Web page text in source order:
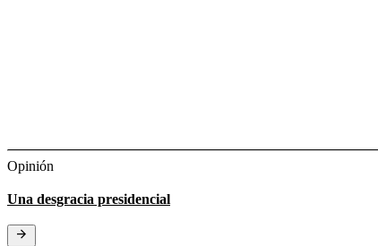
Opinión
Una desgracia presidencial